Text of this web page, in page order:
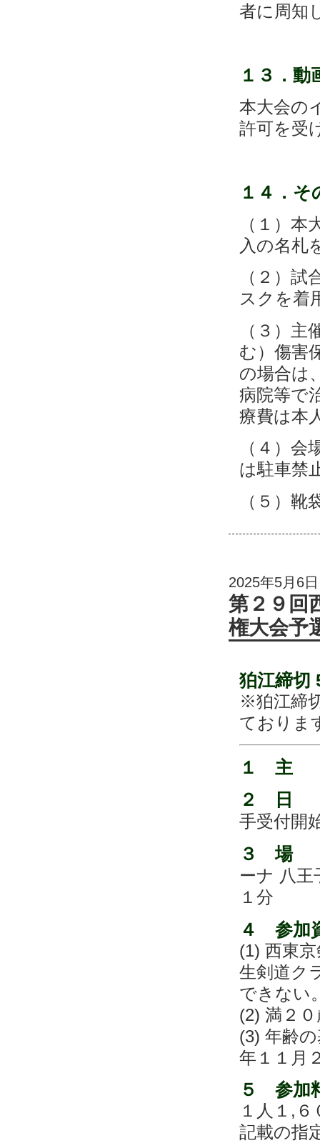
者に周知
１３． 動
本大会の
許可を受
１４． そ
（１）
入の名札
（２）
スクを着
（３）
む）傷害
の場合は
病院等で
療費は本
（４）
は駐車禁
（５）
2025年5月6日
第２９回
権大会予
狛江締切
※狛江締
ておりま
１ 主
２ 日
手受付開
３ 場
ーナ 八
１分
４ 参加
(1) 西東
生剣道ク
できない
(2) 満２
(3) 年齢
年１１月
５ 参加
１人１,
記載の指